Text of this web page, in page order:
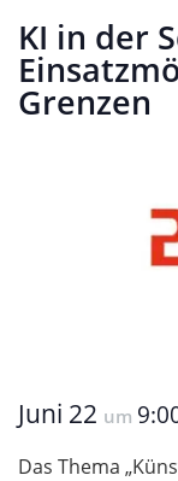
KI in der
Grenzen
Juni 22 um
Das Thema